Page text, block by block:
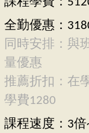
全勤優惠：
同時安排：與
量優惠
推薦折扣：在
學費1280
課程速度：3倍